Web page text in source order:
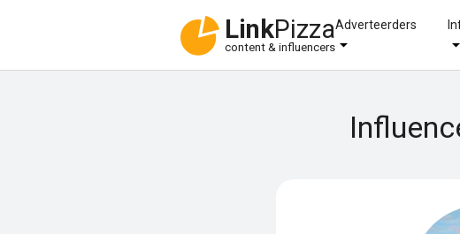
LinkPizza
content & influencers
Adverteerders